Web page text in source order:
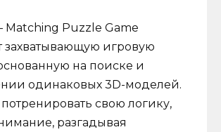
Matching Puzzle Game
захватывающую игровую
на поиске и
одинаковых 3D-моделей.
свою логику,
разгадывая